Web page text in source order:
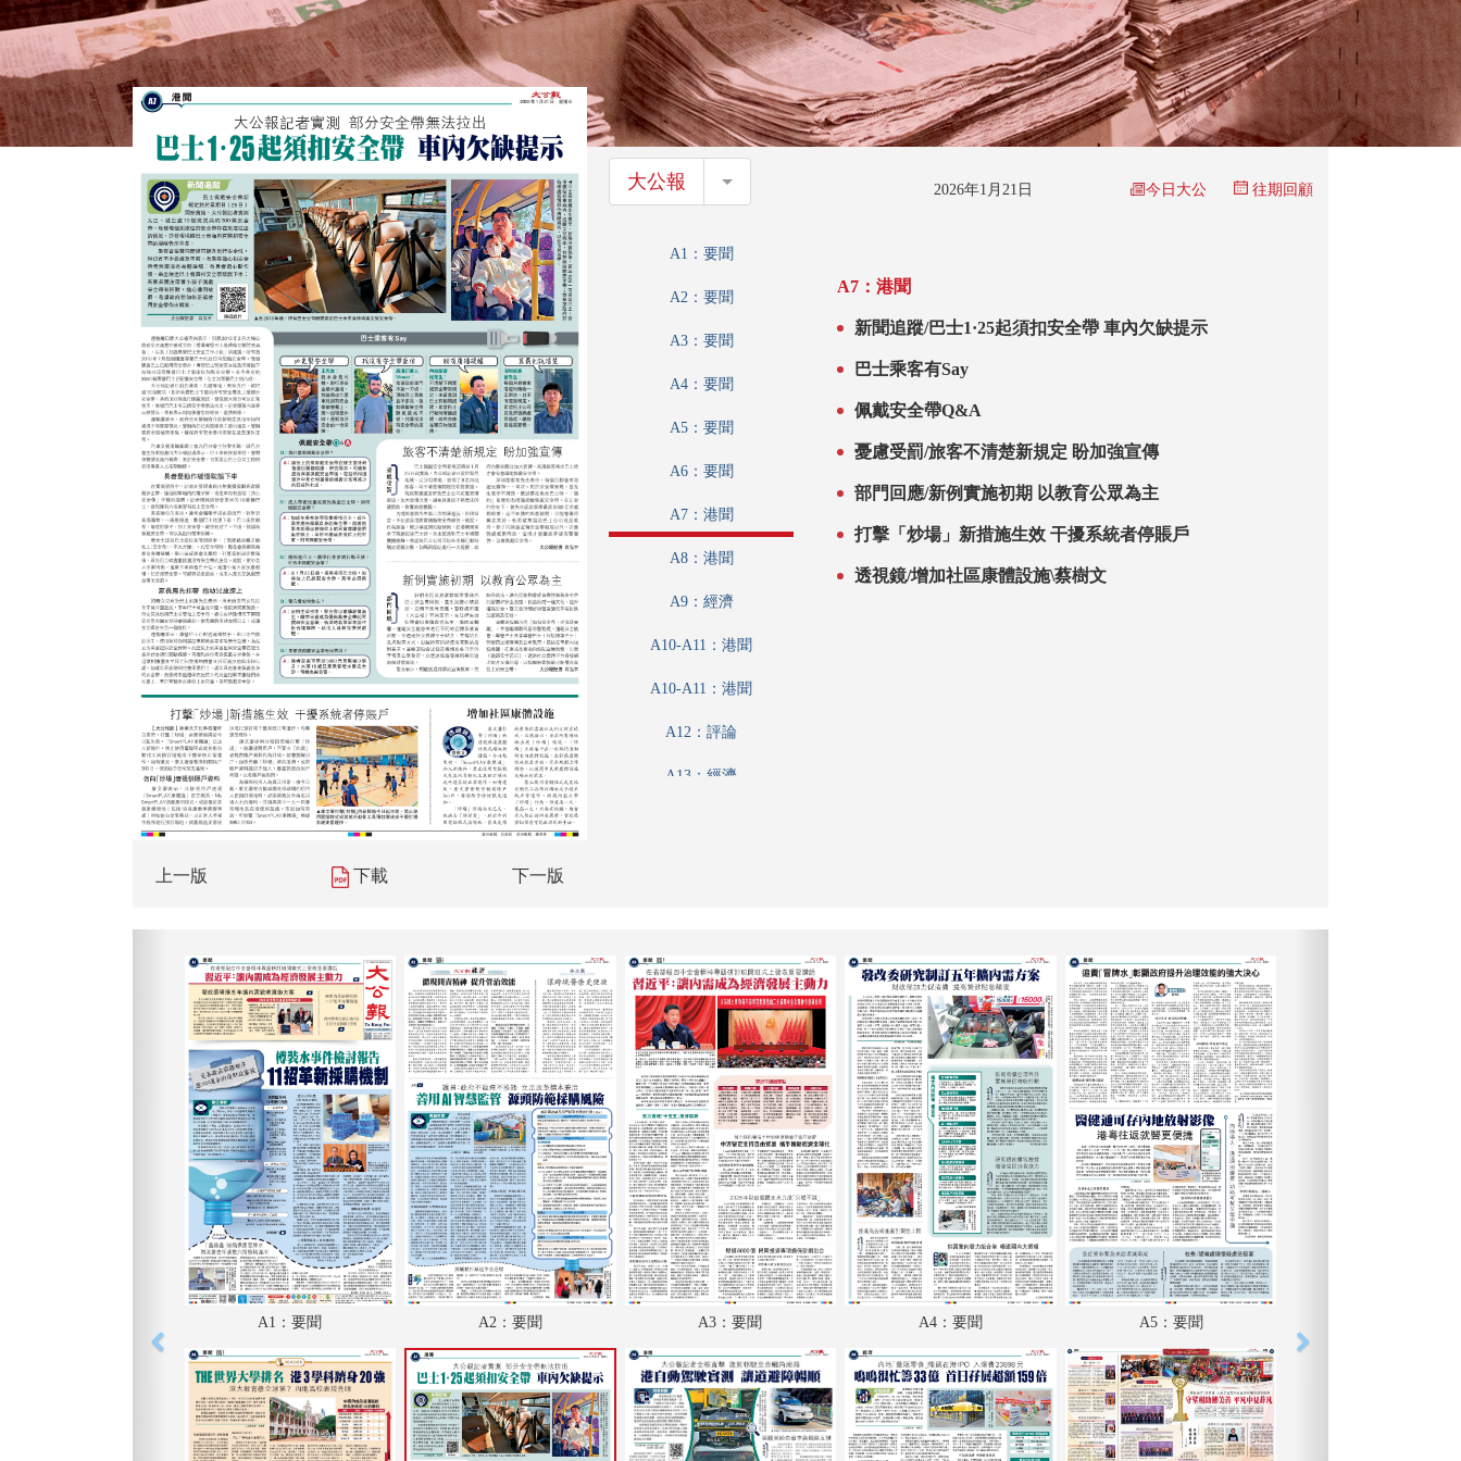
上一版 下載 下一版
大公報 大公報 2026年1月21日 今日大公 往期回顧
A1：要聞
A2：要聞
A3：要聞
A4：要聞
A5：要聞
A6：要聞
A7：港聞
A8：港聞
A9：經濟
A10-A11：港聞
A10-A11：港聞
A12：評論
A13：經濟
A18：經濟
A19：體育
A20：副刊
A21：國際
A22：國際
B1：體育
B2：大公園
B3：小公園
A7：港聞
新聞追蹤/巴士1·25起須扣安全帶 車內欠缺提示
巴士乘客有Say
佩戴安全帶Q&A
憂慮受罰/旅客不清楚新規定 盼加強宣傳
部門回應/新例實施初期 以教育公眾為主
打擊「炒場」新措施生效 干擾系統者停賬戶
透視鏡/增加社區康體設施\蔡樹文
A1：要聞 A2：要聞 A3：要聞 A4：要聞 A5：要聞